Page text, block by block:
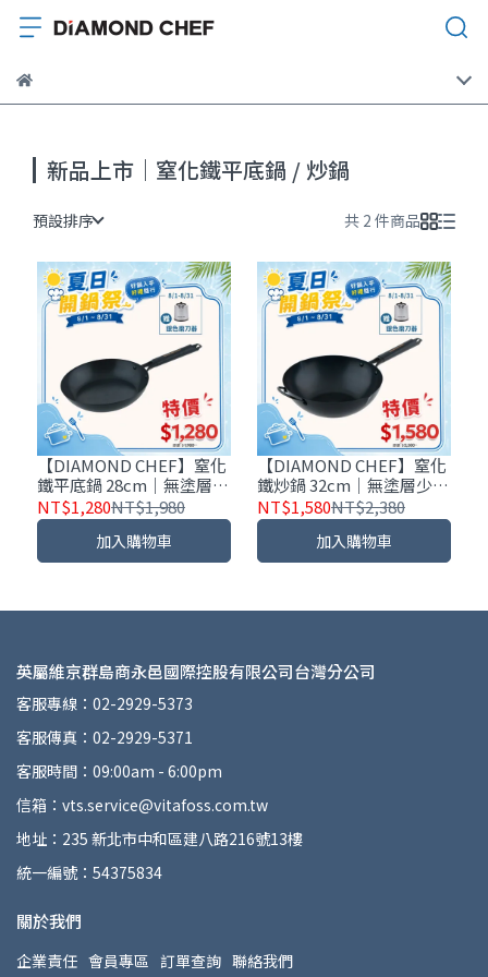
新品上市｜窒化鐵平底鍋 / 炒鍋
預設排序 共 2 件商品
【DIAMOND CHEF】窒化
鐵平底鍋 28cm｜無塗層少
油煙｜耐磨耐用
NT$1,280NT$1,980
加入購物車
【DIAMOND CHEF】窒化
鐵炒鍋 32cm｜無塗層少油
煙｜耐磨更耐用｜大容量
多人份料理OK
NT$1,580NT$2,380
加入購物車
英屬維京群島商永邑國際控股有限公司台灣分公司
客服專線：02-2929-5373
客服傳真：02-2929-5371
客服時間：09:00am - 6:00pm
信箱：vts.service@vitafoss.com.tw
地址：235 新北市中和區建八路216號13樓
統一編號：54375834
關於我們
企業責任 會員專區 訂單查詢 聯絡我們